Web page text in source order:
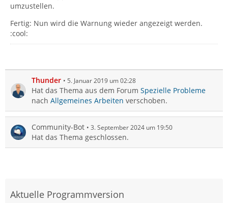
umzustellen.
Fertig: Nun wird die Warnung wieder angezeigt werden.
:cool:
Thunder 5. Januar 2019 um 02:28
Hat das Thema aus dem Forum Spezielle Probleme
nach Allgemeines Arbeiten verschoben.
Community-Bot 3. September 2024 um 19:50
Hat das Thema geschlossen.
Aktuelle Programmversion